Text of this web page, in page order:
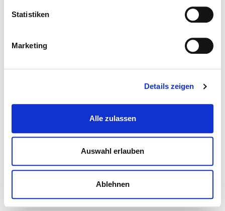
Statistiken
Marketing
Details zeigen
Alle zulassen
Auswahl erlauben
Ablehnen